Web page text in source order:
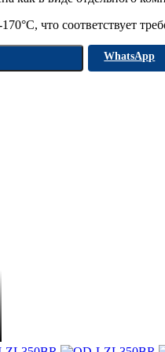
что соответствует
WhatsApp